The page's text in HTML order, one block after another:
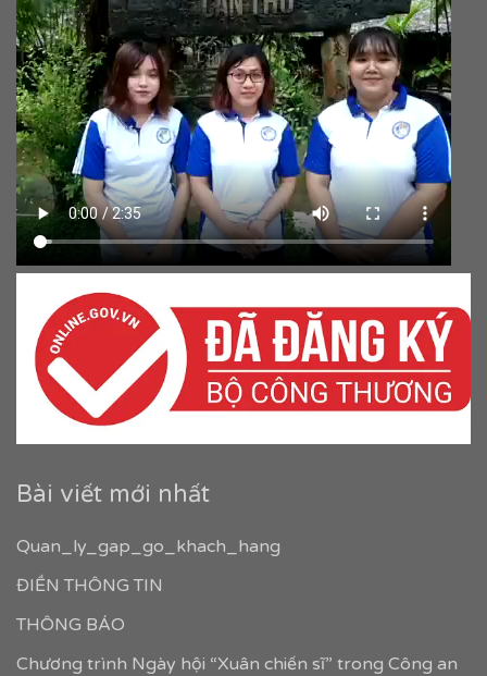
Bài viết mới nhất
Quan_ly_gap_go_khach_hang
ĐIỀN THÔNG TIN
THÔNG BÁO
Chương trình Ngày hội “Xuân chiến sĩ” trong Công an